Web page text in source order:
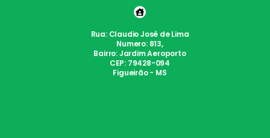
Rua: Claudio José de Lima
Numero: 813,
Bairro: Jardim Aeroporto
CEP: 79428-094
Figueirão - MS